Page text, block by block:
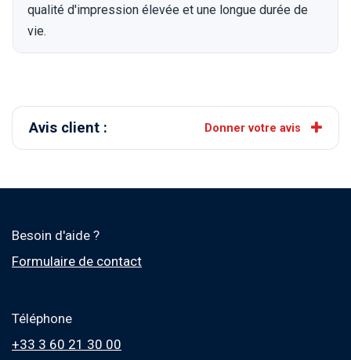
qualité d'impression élevée et une longue durée de
vie.
Avis client : Donner votre avis
Besoin d'aide ?
Formulaire de contact
Téléphone
+33 3 60 21 30 00